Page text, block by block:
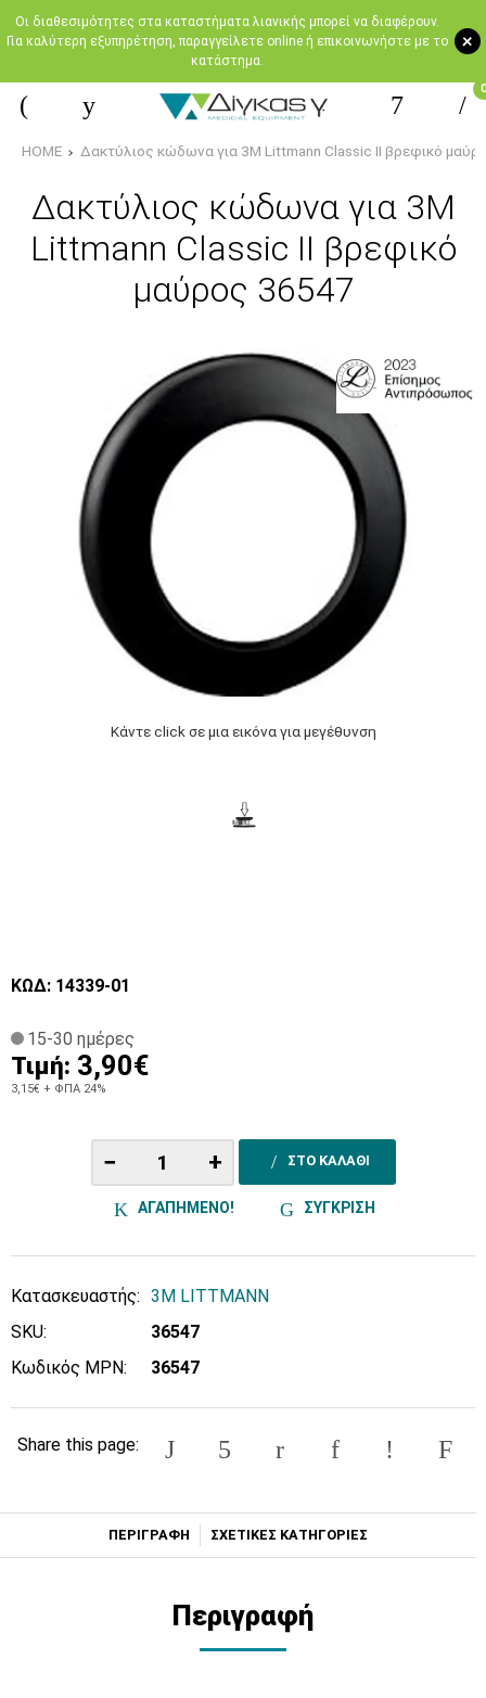
+
Oι διαθεσιμότητες στα καταστήματα λιανικής μπορεί να διαφέρουν.
Για καλύτερη εξυπηρέτηση, παραγγείλετε online ή επικοινωνήστε με το
κατάστημα.
0
HOME Δακτύλιος κώδωνα για 3Μ Littmann Classic II βρεφικό
Δακτύλιος κώδωνα για 3Μ
Littmann Classic II βρεφικό
μαύρος 36547
Κάντε click σε μια εικόνα για μεγέθυνση
ΚΩΔ: 14339-01
15-30 ημέρες
Τιμή: 3,90€
3,15€ + ΦΠΑ 24%
− + ΣΤΟ ΚΑΛΑΘΙ
ΑΓΑΠΗΜΕΝΟ! ΣΥΓΚΡΙΣΗ
Κατασκευαστής: 3M LITTMANN
SKU:
36547
Κωδικός MPN:
36547
Share this page:
ΠΕΡΙΓΡΑΦΗ ΣΧΕΤΙΚΕΣ ΚΑΤΗΓΟΡΙΕΣ
Περιγραφή